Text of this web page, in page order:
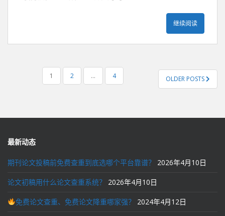
继续阅读
航
1 2 … 4 OLDER POSTS
最新动态
期刊论文投稿前免费查重到底选哪个平台靠谱？ 2026年4月10日
论文初稿用什么论文查重系统？ 2026年4月10日
免费论文查重、免费论文降重哪家强？ 2024年4月12日